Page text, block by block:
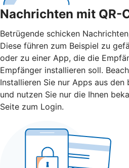
Nachrichten mit QR-
Betrügende schicken
Diese führen zum Beispiel zu
oder zu einer App, die die
Empfänger installieren soll.
Installieren Sie nur Apps aus
und nutzen Sie nur die Ihnen
Seite zum Login.